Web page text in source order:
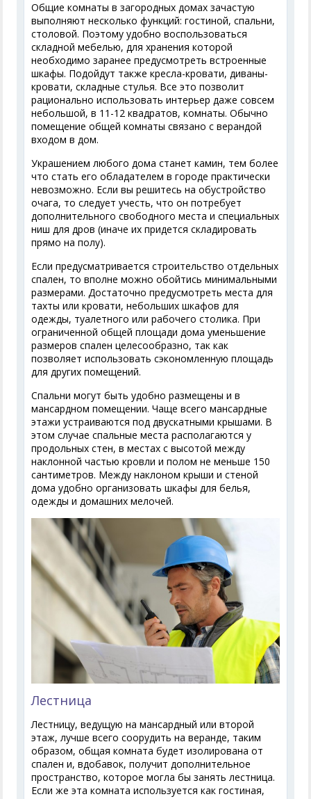
Общие комнаты в загородных домах зачастую
выполняют несколько функций: гостиной, спальни,
столовой. Поэтому удобно воспользоваться
складной мебелью, для хранения которой
необходимо заранее предусмотреть встроенные
шкафы. Подойдут также кресла-кровати, диваны-
кровати, складные стулья. Все это позволит
рационально использовать интерьер даже совсем
небольшой, в 11-12 квадратов, комнаты. Обычно
помещение общей комнаты связано с верандой
входом в дом.
Украшением любого дома станет камин, тем более
что стать его обладателем в городе практически
невозможно. Если вы решитесь на обустройство
очага, то следует учесть, что он потребует
дополнительного свободного места и специальных
ниш для дров (иначе их придется складировать
прямо на полу).
Если предусматривается строительство отдельных
спален, то вполне можно обойтись минимальными
размерами. Достаточно предусмотреть места для
тахты или кровати, небольших шкафов для
одежды, туалетного или рабочего столика. При
ограниченной общей площади дома уменьшение
размеров спален целесообразно, так как
позволяет использовать сэкономленную площадь
для других помещений.
Спальни могут быть удобно размещены и в
мансардном помещении. Чаще всего мансардные
этажи устраиваются под двускатными крышами. В
этом случае спальные места располагаются у
продольных стен, в местах с высотой между
наклонной частью кровли и полом не меньше 150
сантиметров. Между наклоном крыши и стеной
дома удобно организовать шкафы для белья,
одежды и домашних мелочей.
Лестница
Лестницу, ведущую на мансардный или второй
этаж, лучше всего соорудить на веранде, таким
образом, общая комната будет изолирована от
спален и, вдобавок, получит дополнительное
пространство, которое могла бы занять лестница.
Если же эта комната используется как гостиная,